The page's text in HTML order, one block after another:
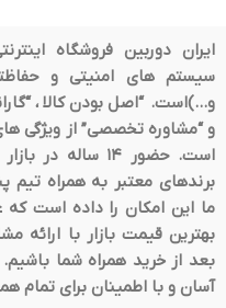
ایران دوربین فروشگاه
سیستم های امنیتی و
و…)است. “اصل بودن کالا ،
و “مشاوره تخصصی” از ویژگی
است. حضور 14 ساله
برندهای معتبر به همراه
ما این امکان را داده است
بهترین قیمت بازار با ارائه
بعد از خرید همراه شما
آسان و با اطمینان برای تمام